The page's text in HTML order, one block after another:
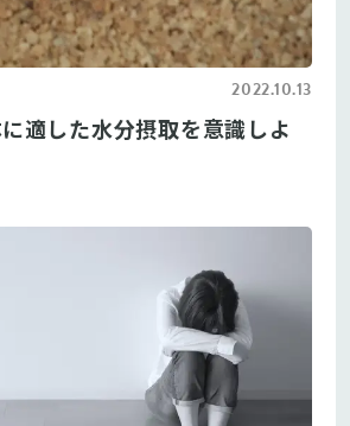
2022.10.13
適した水分摂取を意識しよ